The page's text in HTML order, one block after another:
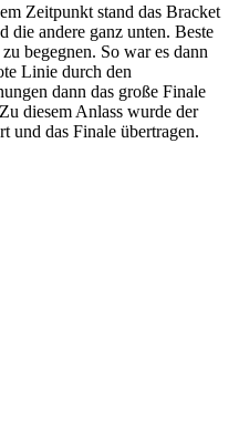
Zeitpunkt stand das Bracket
die andere ganz unten. Beste
begegnen. So war es dann
Linie durch den
dann das große Finale
diesem Anlass wurde der
und das Finale übertragen.